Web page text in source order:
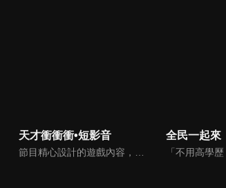
天才衝衝衝•短影音
節目精心設計的遊戲內容，包括深受觀眾喜愛並且火紅於各大專院校的【TEMPO系列】，考驗藝人用肢體表達能力以及聯想能力的【你是WORD演】、【會演是英雄】，考驗英文程度的【EAR傳耳ABC】，超簡單、超爆笑的【看你怎麼說】，以及考驗藝人反應、機智以及隊友默契的【不可能的默契】等單元，逗趣又爆笑！
全民一起來